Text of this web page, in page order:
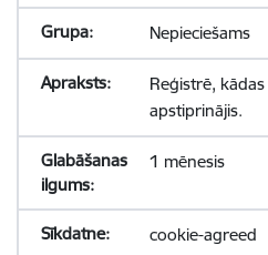
Nepieciešams
Reģistrē,
apstiprinājis.
1 mēnesis
cookie-agreed